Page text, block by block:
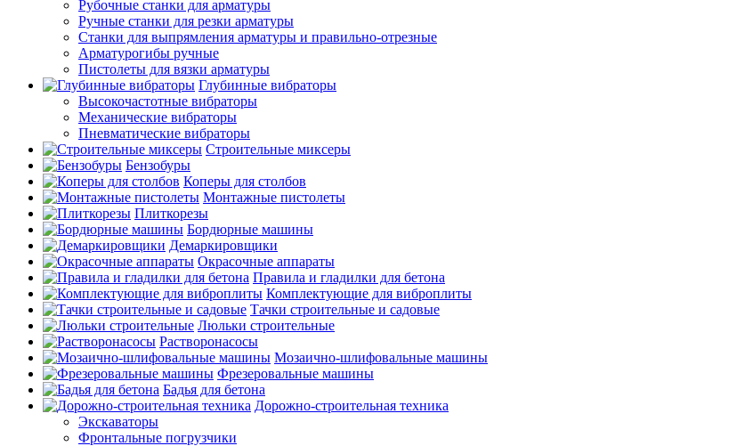
Рубочные станки для арматуры
Ручные станки для резки арматуры
Станки для выпрямления арматуры и правильно-отрезные
Арматурогибы ручные
Пистолеты для вязки арматуры
Глубинные вибраторы
Высокочастотные вибраторы
Механические вибраторы
Пневматические вибраторы
Строительные миксеры
Бензобуры
Коперы для столбов
Монтажные пистолеты
Плиткорезы
Бордюрные машины
Демаркировщики
Окрасочные аппараты
Правила и гладилки для бетона
Комплектующие для виброплиты
Тачки строительные и садовые
Люльки строительные
Растворонасосы
Мозаично-шлифовальные машины
Фрезеровальные машины
Бадья для бетона
Дорожно-строительная техника
Экскаваторы
Фронтальные погрузчики